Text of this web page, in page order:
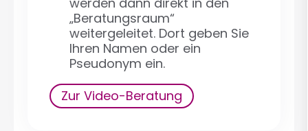
„Beratungsraum“
weitergeleitet. Dort geben Sie
Ihren Namen oder ein
Pseudonym ein.
Zur Video-Beratung